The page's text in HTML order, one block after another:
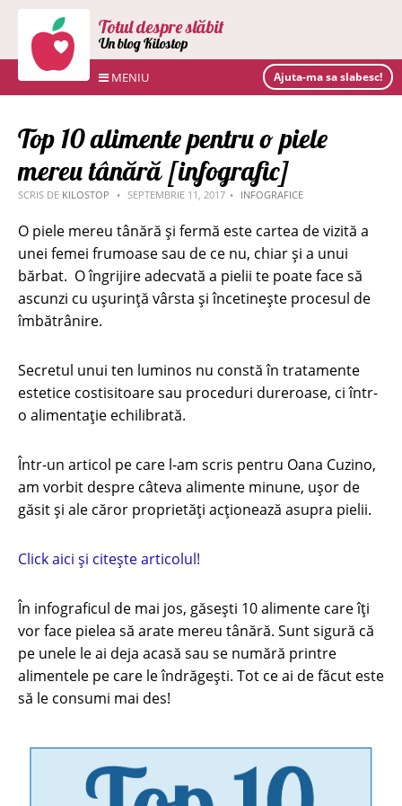
Totul despre slăbit
Un blog Kilostop
MENIU Ajuta-ma sa slabesc!
Top 10 alimente pentru o piele
mereu tânără [infografic]
SCRIS DE KILOSTOP SEPTEMBRIE 11, 2017 INFOGRAFICE
O piele mereu tânără și fermă este cartea de vizită a
unei femei frumoase sau de ce nu, chiar și a unui
bărbat. O îngrijire adecvată a pielii te poate face să
ascunzi cu ușurință vârsta și încetinește procesul de
îmbătrânire.
Secretul unui ten luminos nu constă în tratamente
estetice costisitoare sau proceduri dureroase, ci într-
o alimentație echilibrată.
Într-un articol pe care l-am scris pentru Oana Cuzino,
am vorbit despre câteva alimente minune, ușor de
găsit și ale căror proprietăți acționează asupra pielii.
Click aici și citește articolul!
În infograficul de mai jos, găsești 10 alimente care îți
vor face pielea să arate mereu tânără. Sunt sigură că
pe unele le ai deja acasă sau se numără printre
alimentele pe care le îndrăgești. Tot ce ai de făcut este
să le consumi mai des!